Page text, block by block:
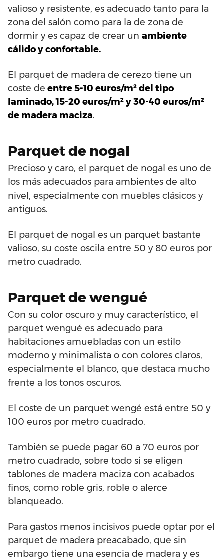
valioso y resistente, es adecuado tanto para la
zona del salón como para la de zona de
dormir y es capaz de crear un ambiente
cálido y confortable.
El parquet de madera de cerezo tiene un
coste de entre 5-10 euros/m² del tipo
laminado, 15-20 euros/m² y 30-40 euros/m²
de madera maciza.
Parquet de nogal
Precioso y caro, el parquet de nogal es uno de
los más adecuados para ambientes de alto
nivel, especialmente con muebles clásicos y
antiguos.
El parquet de nogal es un parquet bastante
valioso, su coste oscila entre 50 y 80 euros por
metro cuadrado.
Parquet de wengué
Con su color oscuro y muy característico, el
parquet wengué es adecuado para
habitaciones amuebladas con un estilo
moderno y minimalista o con colores claros,
especialmente el blanco, que destaca mucho
frente a los tonos oscuros.
El coste de un parquet wengé está entre 50 y
100 euros por metro cuadrado.
También se puede pagar 60 a 70 euros por
metro cuadrado, sobre todo si se eligen
tablones de madera maciza con acabados
finos, como roble gris, roble o alerce
blanqueado.
Para gastos menos incisivos puede optar por el
parquet de madera preacabado, que sin
embargo tiene una esencia de madera y es